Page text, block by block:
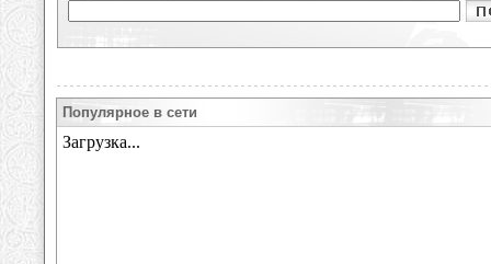
Популярное в сети